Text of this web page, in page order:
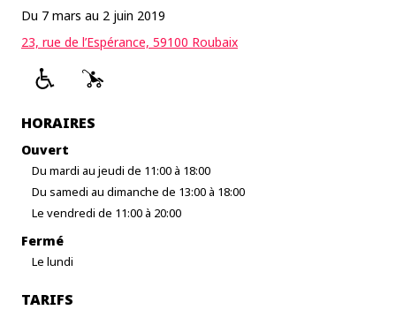
Du 7 mars au 2 juin 2019
23, rue de l’Espérance, 59100 Roubaix
HORAIRES
Ouvert
Du mardi au jeudi de 11:00 à 18:00
Du samedi au dimanche de 13:00 à 18:00
Le vendredi de 11:00 à 20:00
Fermé
Le lundi
TARIFS